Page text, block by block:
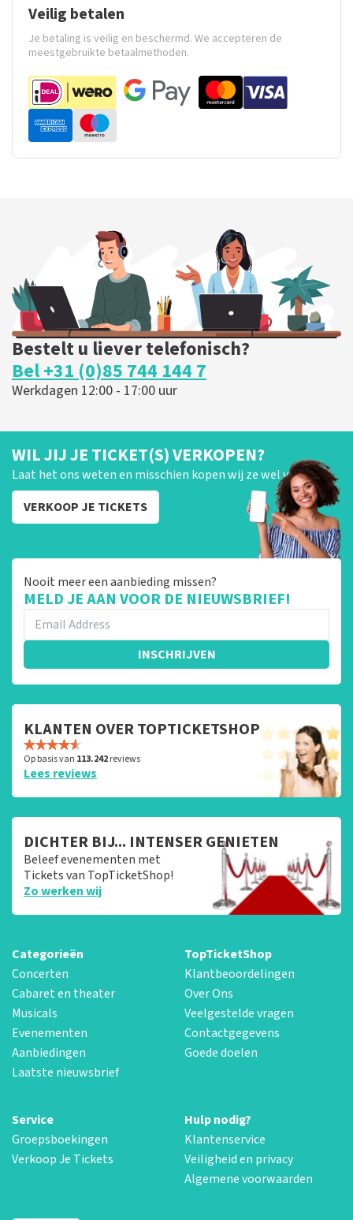
Veilig betalen
Je betaling is veilig en beschermd. We accepteren de
meestgebruikte betaalmethoden.
Bestelt u liever telefonisch?
Bel +31 (0)85 744 144 7
Werkdagen 12:00 - 17:00 uur
WIL JIJ JE TICKET(S) VERKOPEN?
Laat het ons weten en misschien kopen wij ze wel van je!
VERKOOP JE TICKETS
Nooit meer een aanbieding missen?
MELD JE AAN VOOR DE NIEUWSBRIEF!
INSCHRIJVEN
KLANTEN OVER TOPTICKETSHOP
Op basis van 113.242reviews
Lees reviews
DICHTER BIJ... INTENSER GENIETEN
Beleef evenementen met
Tickets van TopTicketShop!
Zo werken wij
Categorieën
Concerten
Cabaret en theater
Musicals
Evenementen
Aanbiedingen
Laatste nieuwsbrief
TopTicketShop
Klantbeoordelingen
Over Ons
Veelgestelde vragen
Contactgegevens
Goede doelen
Service
Groepsboekingen
Verkoop Je Tickets
Hulp nodig?
Klantenservice
Veiligheid en privacy
Algemene voorwaarden